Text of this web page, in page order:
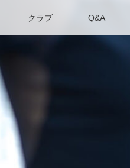
クラブ Q&A